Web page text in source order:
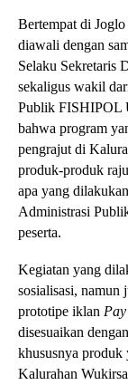
Bertempat di
diawali dengan
Selaku Sekretaris
sekaligus wakil
Publik FISHIPOL
bahwa program
pengrajut di
produk-produk
apa yang
Administrasi
peserta.
Kegiatan yang
sosialisasi, namun
prototipe iklan
disesuaikan
khususnya produk
Kalurahan